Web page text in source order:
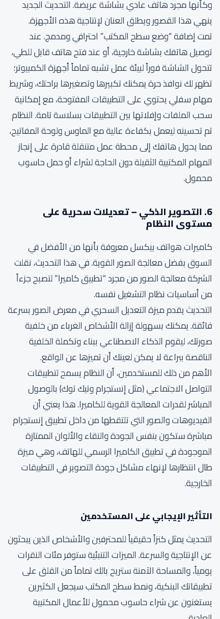
وكأنها مجرد هاتف عادي بشاشة عريضة. التحديث الجديد
ينهي هذا القصور ويطلق العنان لإنتاجية هذه الأجهزة.
تمت إضافة “وضع سطح المكتب” احترافي ومدمج. عند
توصيل هاتفك بشاشة خارجية، أو عند فتح هاتف قابل للطي،
تتحول الشاشة فوراً لبيئة عمل تشبه تماماً أجهزة الكمبيوتر؛
تظهر لك نوافذ حرة يمكنك تكبيرها وتصغيرها براحتك، وشريط
مهام سفلي يحتوي على التطبيقات المفتوحة، مع إمكانية
سحب الملفات وإفلاتها بين التطبيقات بسلاسة تامة. النظام
تم تحسينه ليعمل بكفاءة عالية مع الماوس ولوحة المفاتيح،
مما يحول هاتفك إلى محطة عمل متنقلة قادرة على إنجاز
المهام المكتبية الثقيلة دون الحاجة لشراء أو حمل حاسوب
محمول.
6. التصوير الذكي – تعديلات سحرية على
مستوى النظام
كاميرات هواتف بيكسل معروفة بأنها من الأفضل في
السوق بفضل معالجة الصور القوية. في هذا التحديث، نقلت
الشركة معالجة الصور من مجرد “تطبيق كاميرا” لتصبح جزءاً
من أساسيات نظام التشغيل نفسه.
التحديث يقدم ميزة التعديل السحري في معرض الصور بسرعة
فائقة. يمكنك بسهولة إزالة الأشخاص الغرباء من خلفية
صورتك، ليقوم الذكاء الاصطناعي ببناء وتكملة الخلفية
الناقصة ببراعة لا يمكن لعينك أن تميزها عن الواقع.
الأهم من ذلك للمستخدمين، أن النظام يسمح لتطبيقات
التواصل الاجتماعي (مثل إنستجرام وتيك توك) بالوصول
المباشر لقدرات المعالجة القوية للكاميرا. هذا يعني أن
الفيديوهات والصور التي تلتقطها من داخل تطبيق إنستجرام
مباشرة ستكون بنفس الجودة والنقاء والألوان الممتازة
الموجودة في تطبيق الكاميرا الرسمي للهاتف، وهي ميزة
طال انتظارها لإنهاء مشاكل جودة التصوير في التطبيقات
الخارجية.
التأثير الإيجابي على المستخدمين
التحديث يمثل كنزاً حقيقياً للمحترفين والأشخاص الذين يبحثون
عن الإنتاجية والسرعة. الميزات التنبئية ستوفر مئات النقرات
يومياً، والمساحة الآمنة ستريح بالك تماماً من القلق على
تطبيقاتك البنكية، ونمط سطح المكتب سيجعل الكثيرين
يستغنون عن شراء حاسوب محمول للأعمال المكتبية